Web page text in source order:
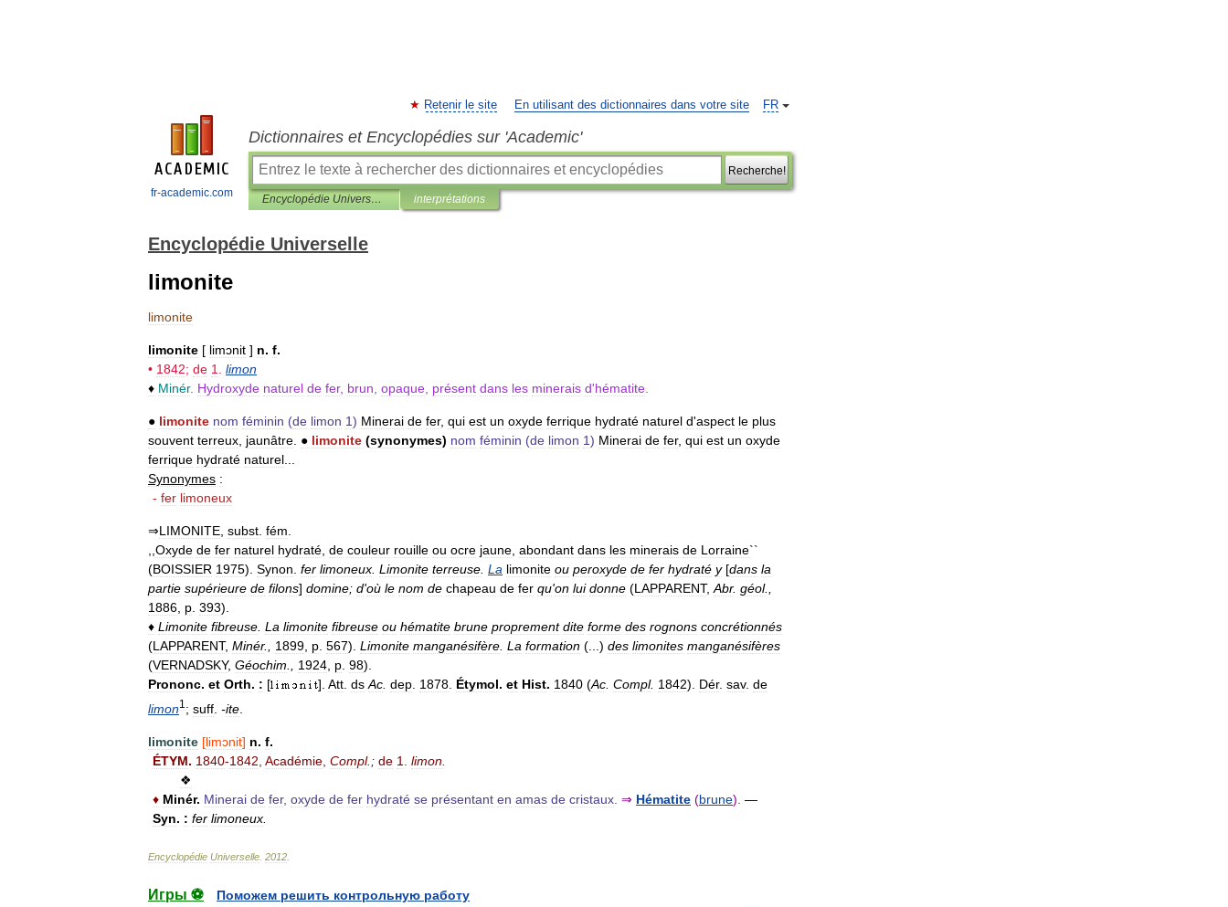
fr-academic.com
FR
Retenir le site En utilisant des dictionnaires dans votre site
Dictionnaires et Encyclopédies sur 'Academic'
Recherche!
Encyclopédie Universelle interprétations
Encyclopédie Universelle
limonite
limonite
limonite [ limɔnit ] n. f.
• 1842; de 1
limon
♦ Minér. Hydroxyde naturel de fer, brun opaque présent dans les minerais d'hématite
● limonite nom féminin (de limon 1) Minerai de fer, qui est un oxyde ferrique hydraté naturel d'aspect le plus
souvent terreux jaunâtre ● limonite (synonymes) nom féminin (de limon 1) Minerai de fer, qui est un oxyde
ferrique hydraté naturel
Synonymes :
- fer limoneux
⇒LIMONITE subst fém
Oxyde de fer naturel hydraté de couleur rouille ou ocre jaune abondant dans les minerais de Lorraine``
(BOISSIER 1975). Synon fer limoneux Limonite terreuse La limonite ou peroxyde de fer hydraté y [dans la
partie supérieure de filons] domine; d'où le nom de chapeau de fer qu'on lui donne (LAPPARENT, Abr. géol.,
1886 p 393).
♦ Limonite fibreuse La limonite fibreuse ou hématite brune proprement dite forme des rognons concrétionnés
(LAPPARENT, Minér., 1899 p 567). Limonite manganésifère La formation (...) des limonites manganésifères
(VERNADSKY, Géochim 1924 p 98).
Prononc. et Orth. : [ ]. Att ds Ac dep 1878 Étymol. et Hist. 1840 (Ac Compl. 1842). Dér. sav. de
limon1 ; suff -ite
limonite [limɔnit] n. f.
ÉTYM. 1840-1842 Académie Compl.; de 1 limon
❖
♦ Minér. Minerai de fer, oxyde de fer hydraté se présentant en amas de cristaux ⇒ Hématite (brune). —
Syn. : fer limoneux
Encyclopédie Universelle 2012
Игры ⚽
Поможем решить контрольную работу